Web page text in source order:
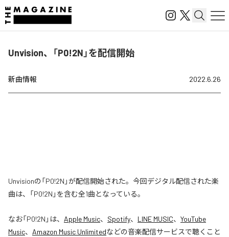
Unvision、「P0!2N」を配信開始
新曲情報 2022.6.26
Unvisionの「P0!2N」が配信開始された。今回デジタル配信された楽
曲は、「P0!2N」を含む全1曲となっている。
なお「P0!2N 」は、 Apple Music、 Spotify、 LINE MUSIC、 YouTube
Music、 Amazon Music Unlimitedなどの音楽配信サービスで聴くこと